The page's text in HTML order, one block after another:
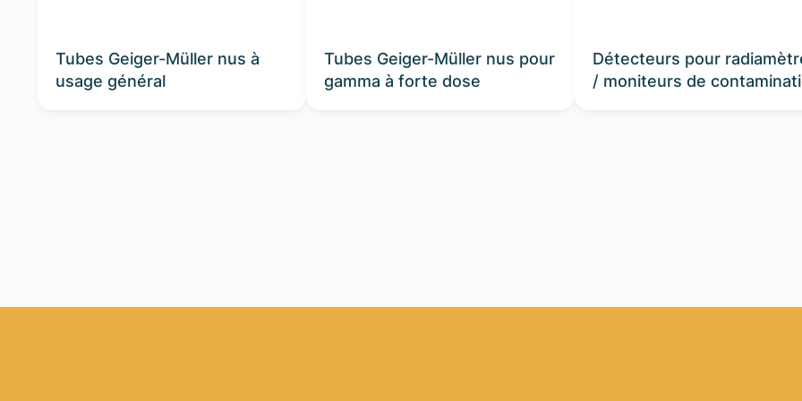
Tubes Geiger-Müller nus à
usage général
Tubes Geiger-Müller nus pour
gamma à forte dose
Détecteurs pour
/ moniteurs de